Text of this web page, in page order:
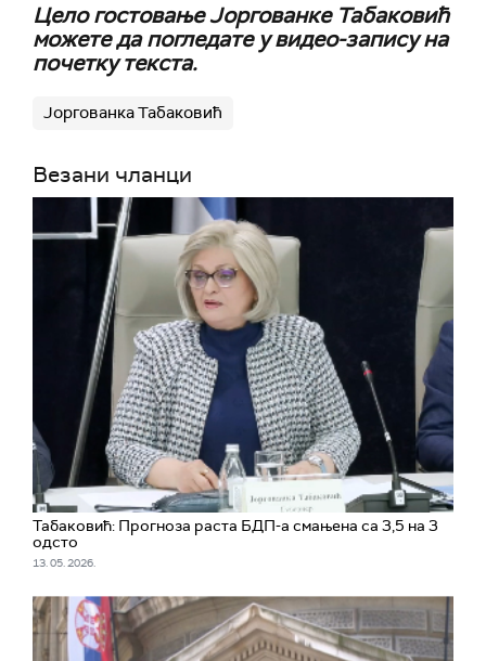
Цело гостовање Јоргованке Табаковић
можете да погледате у видео-запису на
почетку текста.
Јоргованка Табаковић
Везани чланци
Табаковић: Прогноза раста БДП-а смањена са 3,5 на 3
одсто
13. 05. 2026.